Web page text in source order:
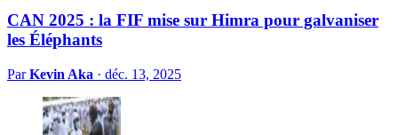
CAN 2025 : la FIF mise sur Himra pour galvaniser
les Éléphants
ParKevin Aka · déc. 13, 2025